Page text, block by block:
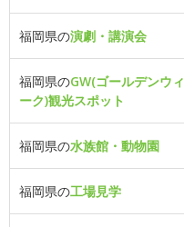
福岡県の演劇・講演会
福岡県のGW(ゴールデンウィ
ーク)観光スポット
福岡県の水族館・動物園
福岡県の工場見学